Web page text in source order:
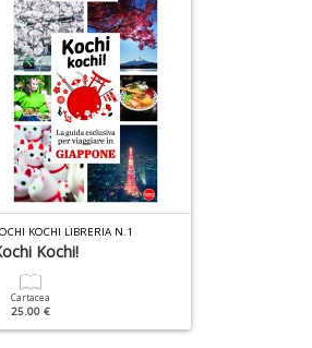
KOCHI LIBRERIA N.1
Kochi!
Cartacea
25.00 €